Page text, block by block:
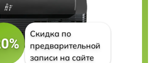
Скидка по
предварительной
записи на сайте